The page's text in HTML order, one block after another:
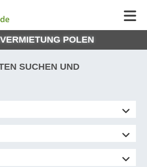
POLEN
SUCHEN UND